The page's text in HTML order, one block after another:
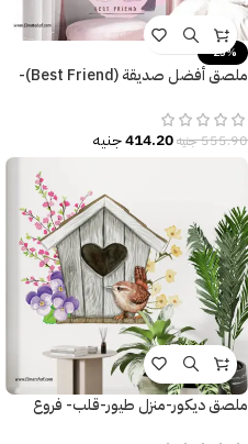
-25%
ملصق أفضل صديقة (Best Friend)-
555.90جنيه414.20جنيه
ملصق ديكور-منزل طيور-قلب- فروع